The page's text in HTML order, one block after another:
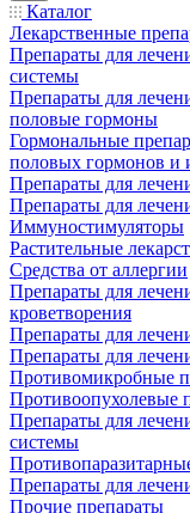
Каталог
Лекарственные
Препараты для
системы
Препараты для
половые гормоны
Гормональные
половых гормонов и
Препараты для
Препараты для
Иммуностимуляторы
Растительные
Средства от аллергии
Препараты для
кроветворения
Препараты для
Препараты для
Противомикробные
Противоопухолевые
Препараты для
системы
Препараты для
Прочие препараты